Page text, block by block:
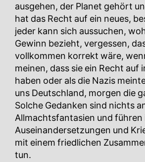
ausgehen, der Planet gehört
hat das Recht auf ein neues,
jeder kann sich aussuchen,
Gewinn bezieht, vergessen,
vollkommen korrekt wäre,
meinen, dass sie ein Recht auf
haben oder als die Nazis
uns Deutschland, morgen die
Solche Gedanken sind nichts
Allmachtsfantasien und führen
Auseinandersetzungen und
mit einem friedlichen
tun.